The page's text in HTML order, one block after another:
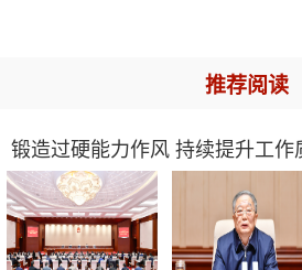
推荐阅读
锻造过硬能力作风 持续提升工作